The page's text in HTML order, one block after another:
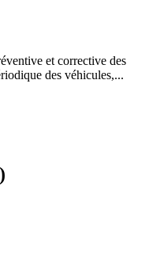
et corrective des
des véhicules,...